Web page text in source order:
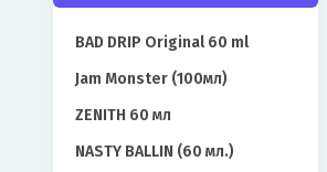
BAD DRIP Original 60 ml
Jam Monster (100мл)
ZENITH 60 мл
NASTY BALLIN (60 мл.)